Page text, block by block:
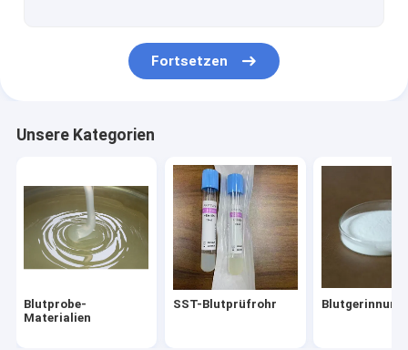
Fortsetzen
Unsere Kategorien
Blutprobe-
Materialien
SST-Blutprüfrohr